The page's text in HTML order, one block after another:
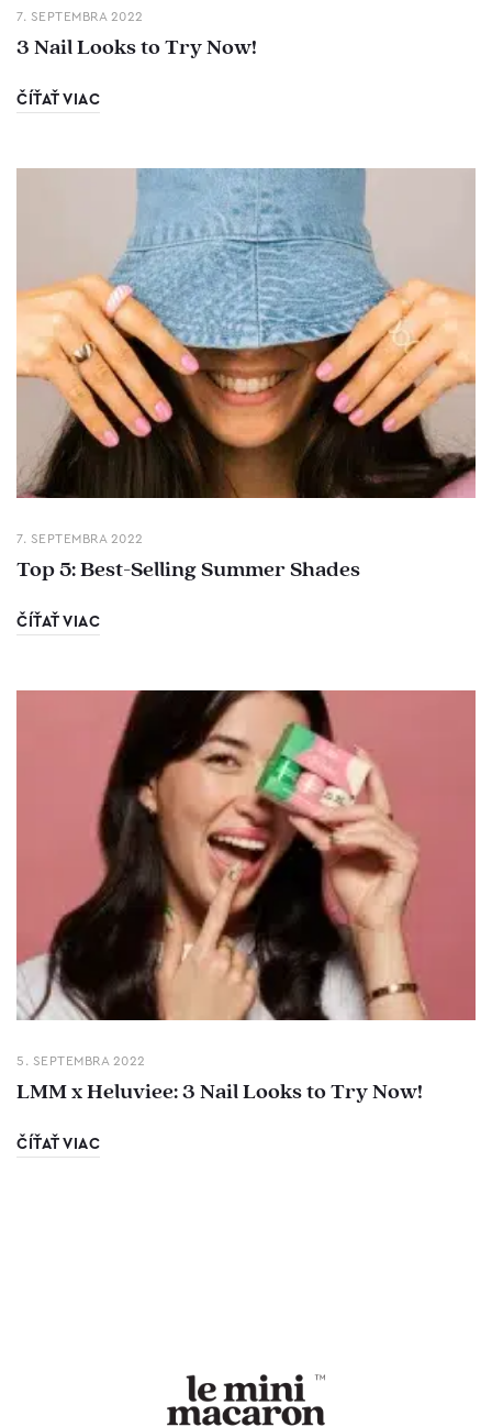
7. SEPTEMBRA 2022
3 Nail Looks to Try Now!
ČÍŤAŤ VIAC
7. SEPTEMBRA 2022
Top 5: Best-Selling Summer Shades
ČÍŤAŤ VIAC
5. SEPTEMBRA 2022
LMM x Heluviee: 3 Nail Looks to Try Now!
ČÍŤAŤ VIAC